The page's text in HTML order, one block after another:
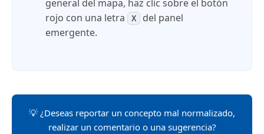
general del mapa, haz clic sobre el botón
rojo con una letra
X
del panel
emergente.
💡 ¿Deseas reportar un concepto mal normalizado,
realizar un comentario o una sugerencia?